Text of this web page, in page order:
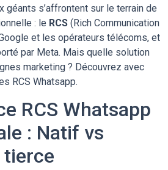
géants s’affrontent sur le terrain de
: le RCS (Rich Communication
et les opérateurs télécoms, et
par Meta. Mais quelle solution
marketing ? Découvrez avec
RCS Whatsapp.
RCS Whatsapp
: Natif vs